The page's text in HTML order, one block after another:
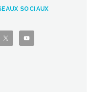
SOCIAUX